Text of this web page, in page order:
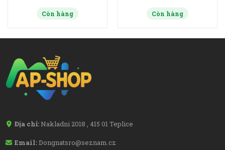
Còn hàng Còn hàng
Địa chỉ: Nakladni 2018 , 415 01 Teplice
Email:Dongnatsro@seznam.cz